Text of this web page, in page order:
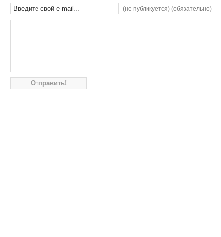
(не публикуется) (обязательно)